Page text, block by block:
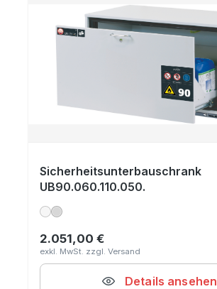
Sicherheitsunterbauschrank
UB90.060.110.050.
Regulärer Preis:
2.051,00 €
Details ansehen